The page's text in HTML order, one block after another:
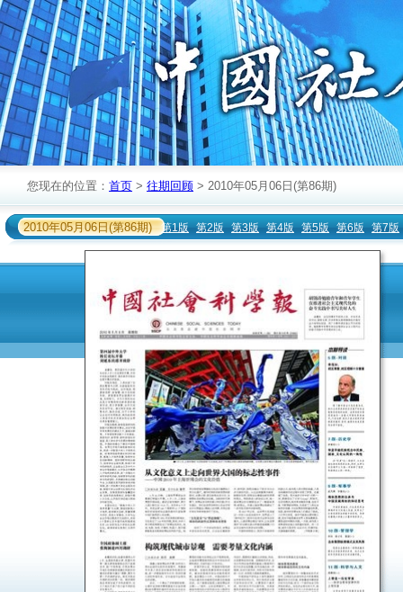
您现在的位置： 首页 > 往期回顾 > 2010年05月06日(第86期)
2010年05月06日(第86期) 第1版 第2版 第3版 第4版 第5版 第6版 第7版